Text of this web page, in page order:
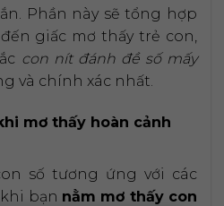
Phần này sẽ tổng hợp
giấc mơ thấy trẻ con,
con nít đánh đề số mấy
và chính xác nhất.
mơ thấy hoàn cảnh
số tương ứng với các
bạn nằm mơ thấy con